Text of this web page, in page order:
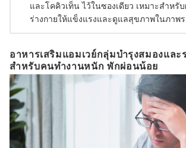
และโคคิวเท็น ไว้ในซองเดียว เหมาะสำหรั
ร่างกายให้แข็งแรงและดูแลสุขภาพในภาพ
อาหารเสริมแอมเวย์กลุ่มบำรุงสมองแล
สำหรับคนทำงานหนัก พักผ่อนน้อย